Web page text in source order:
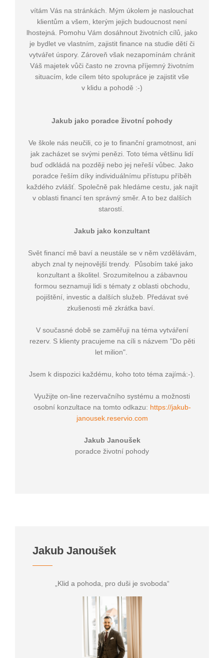
vítám Vás na stránkách. Mým úkolem je naslouchat
klientům a všem, kterým jejich budoucnost není
lhostejná. Pomohu Vám dosáhnout životních cílů, jako
je bydlet ve vlastním, zajistit finance na studie dětí či
vytvářet úspory. Zároveň však nezapomínám chránit
Váš majetek vůči často ne zrovna příjemný životním
situacím, kde cílem této spolupráce je zajistit vše
v klidu a pohodě :-)
Jakub jako poradce životní pohody
Ve škole nás neučili, co je to finanční gramotnost, ani
jak zacházet se svými penězi. Toto téma většinu lidí
buď odkládá na později nebo jej neřeší vůbec. Jako
poradce řeším díky individuálnímu přístupu příběh
každého zvlášť. Společně pak hledáme cestu, jak najít
v oblasti financí ten správný směr. A to bez dalších
starostí.
Jakub jako konzultant
Svět financí mě baví a neustále se v něm vzdělávám,
abych znal ty nejnovější trendy. Působím také jako
konzultant a školitel. Srozumitelnou a zábavnou
formou seznamuji lidi s tématy z oblasti obchodu,
pojištění, investic a dalších služeb. Předávat své
zkušenosti mě zkrátka baví.
V současné době se zaměřuji na téma vytváření
rezerv. S klienty pracujeme na cíli s názvem "Do pěti
let milion".
Jsem k dispozici každému, koho toto téma zajímá:-).
Využijte on-line rezervačního systému a možnosti
osobní konzultace na tomto odkazu: https://jakub-
janousek.reservio.com
Jakub Janoušek
poradce životní pohody
Jakub Janoušek
„Klid a pohoda, pro duši je svoboda“